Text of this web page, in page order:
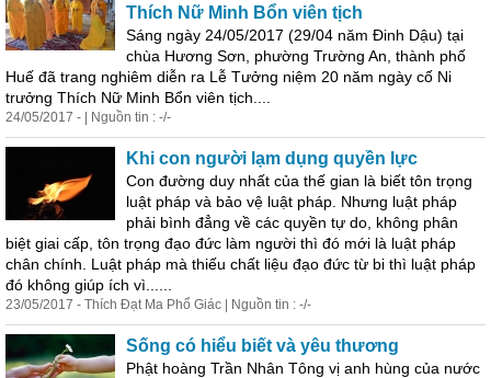
Thích Nữ Minh Bổn viên tịch
Sáng ngày 24/05/2017 (29/04 năm Đinh Dậu) tại
chùa Hương Sơn, phường Trường An, thành phố
Huế đã trang nghiêm diễn ra Lễ Tưởng niệm 20 năm ngày cố Ni
trưởng Thích Nữ Minh Bổn viên tịch....
24/05/2017 - | Nguồn tin : -/-
Khi con người lạm dụng quyền lực
Con đường duy nhất của thế gian là biết tôn trọng
luật pháp và bảo vệ luật pháp. Nhưng luật pháp
phải bình đẳng về các quyền tự do, không phân
biệt giai cấp, tôn trọng đạo đức làm người thì đó mới là luật pháp
chân chính. Luật pháp mà thiếu chất liệu đạo đức từ bi thì luật pháp
đó không giúp ích vì......
23/05/2017 - Thích Đạt Ma Phổ Giác | Nguồn tin : -/-
Sống có hiểu biết và yêu thương
Phật hoàng Trần Nhân Tông vị anh hùng của nước